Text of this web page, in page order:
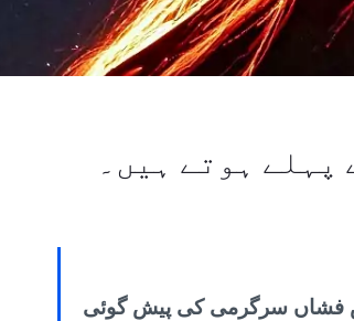
پہلے ہوتے ہیں۔
فشاں سرگرمی کی پیش گوئی